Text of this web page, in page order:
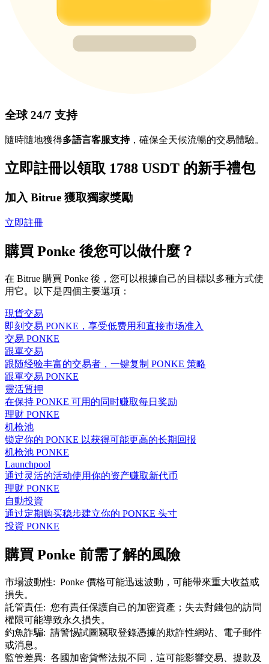
全球 24/7 支持
隨時隨地獲得多語言客服支持，確保全天候流暢的交易體驗。
立即註冊以領取 1788 USDT 的新手禮包
加入 Bitrue 獲取獨家獎勵
立即註冊
購買 Ponke 後您可以做什麼？
在 Bitrue 購買 Ponke 後，您可以根據自己的目標以多種方式使
用它。以下是四個主要選項：
現貨交易
即刻交易 PONKE，享受低费用和直接市场准入
交易 PONKE
跟單交易
跟随经验丰富的交易者，一键复制 PONKE 策略
跟單交易 PONKE
靈活質押
在保持 PONKE 可用的同时赚取每日奖励
理财 PONKE
机枪池
锁定你的 PONKE 以获得可能更高的长期回报
机枪池 PONKE
Launchpool
通过灵活的活动使用你的资产赚取新代币
理财 PONKE
自動投資
通过定期购买稳步建立你的 PONKE 头寸
投資 PONKE
購買 Ponke 前需了解的風險
市場波動性: Ponke 價格可能迅速波動，可能帶來重大收益或
損失。
託管責任: 您有責任保護自己的加密資產；失去對錢包的訪問
權限可能導致永久損失。
釣魚詐騙: 請警惕試圖竊取登錄憑據的欺詐性網站、電子郵件
或消息。
監管差異: 各國加密貨幣法規不同，這可能影響交易、提款及